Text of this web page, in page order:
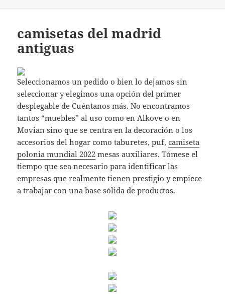
camisetas del madrid
antiguas
Seleccionamos un pedido o bien lo dejamos sin
seleccionar y elegimos una opción del primer
desplegable de Cuéntanos más. No encontramos
tantos “muebles” al uso como en Alkove o en
Movian sino que se centra en la decoración o los
accesorios del hogar como taburetes, puf,camiseta
polonia mundial 2022 mesas auxiliares. Tómese el
tiempo que sea necesario para identificar las
empresas que realmente tienen prestigio y empiece
a trabajar con una base sólida de productos.